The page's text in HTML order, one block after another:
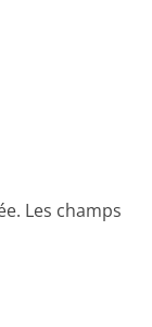
Les champs